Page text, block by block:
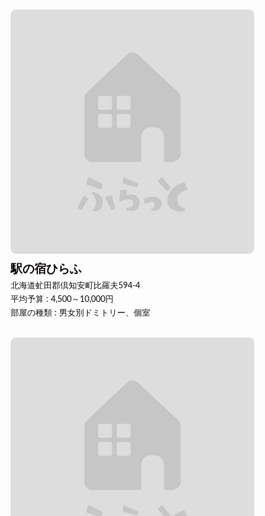
駅の宿ひらふ
北海道虻田郡倶知安町比羅夫594-4
平均予算 : 4,500～10,000円
部屋の種類 : 男女別ドミトリー、個室